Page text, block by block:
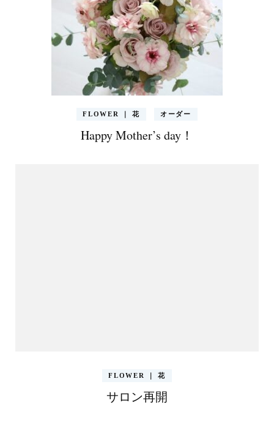
FLOWER ｜ 花 オーダー
Happy Mother’s day！
FLOWER ｜ 花
サロン再開